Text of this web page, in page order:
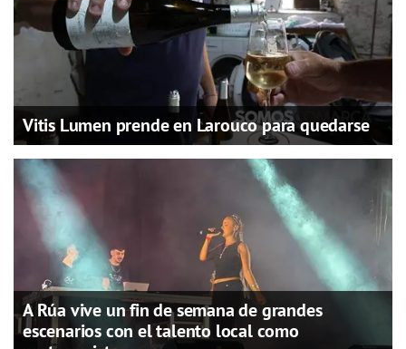
Vitis Lumen prende en Larouco para quedarse
A Rúa vive un fin de semana de grandes
escenarios con el talento local como